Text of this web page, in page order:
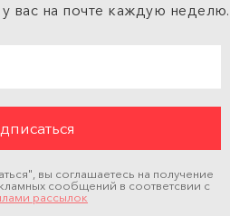
вас на почте каждую неделю.
вы соглашаетесь на получение
сообщений в соответсвии с
рассылок